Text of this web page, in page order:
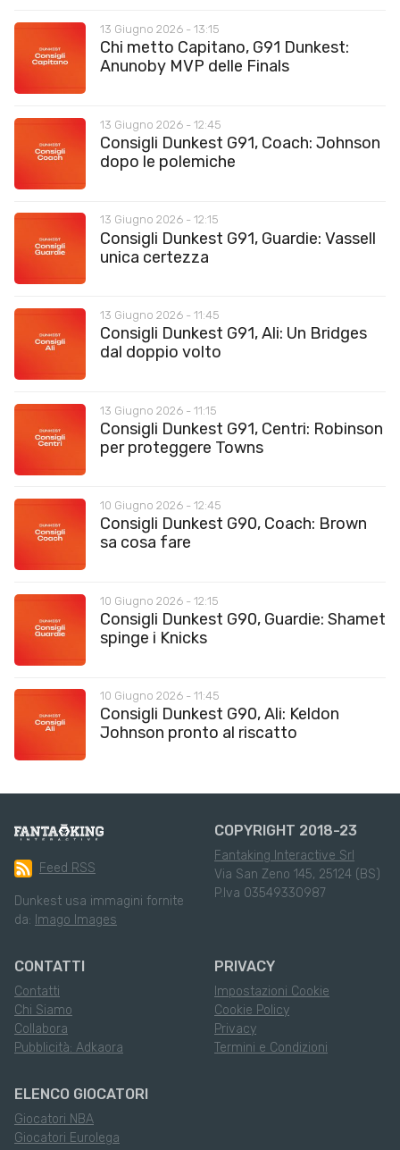
13 Giugno 2026 - 13:15
Chi metto Capitano, G91 Dunkest:
Anunoby MVP delle Finals
13 Giugno 2026 - 12:45
Consigli Dunkest G91, Coach: Johnson
dopo le polemiche
13 Giugno 2026 - 12:15
Consigli Dunkest G91, Guardie: Vassell
unica certezza
13 Giugno 2026 - 11:45
Consigli Dunkest G91, Ali: Un Bridges
dal doppio volto
13 Giugno 2026 - 11:15
Consigli Dunkest G91, Centri: Robinson
per proteggere Towns
10 Giugno 2026 - 12:45
Consigli Dunkest G90, Coach: Brown
sa cosa fare
10 Giugno 2026 - 12:15
Consigli Dunkest G90, Guardie: Shamet
spinge i Knicks
10 Giugno 2026 - 11:45
Consigli Dunkest G90, Ali: Keldon
Johnson pronto al riscatto
Feed RSS
Dunkest usa immagini fornite
da: Imago Images
COPYRIGHT 2018-23
Fantaking Interactive Srl
Via San Zeno 145, 25124 (BS)
P.Iva 03549330987
CONTATTI
Contatti
Chi Siamo
Collabora
Pubblicità: Adkaora
PRIVACY
Impostazioni Cookie
Cookie Policy
Privacy
Termini e Condizioni
ELENCO GIOCATORI
Giocatori NBA
Giocatori Eurolega